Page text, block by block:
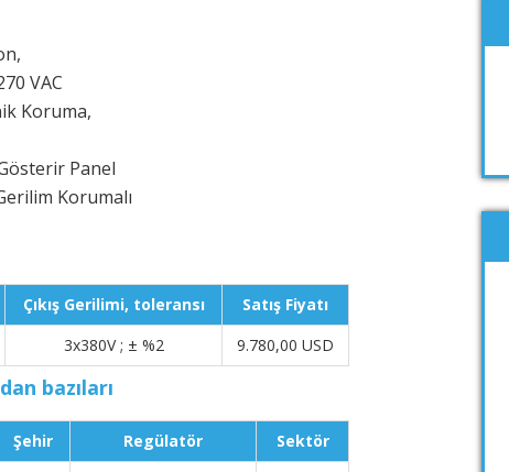
VAC
Koruma,
Panel
Korumalı
Çıkış Gerilimi, toleransı
Satış Fiyatı
3x380V ; ± %2 9.780,00 USD
bazıları
Şehir Regülatör
Sektör